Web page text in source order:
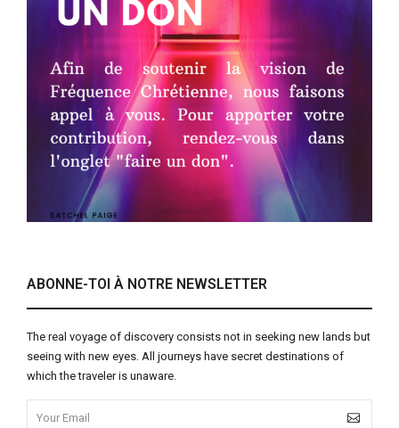
ABONNE-TOI À NOTRE NEWSLETTER
The real voyage of discovery consists not in seeking new lands but
seeing with new eyes. All journeys have secret destinations of
which the traveler is unaware.